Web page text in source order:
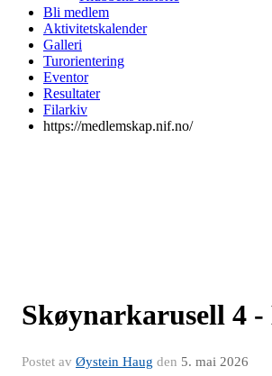
Bli medlem
Aktivitetskalender
Galleri
Turorientering
Eventor
Resultater
Filarkiv
https://medlemskap.nif.no/
Skøynarkarusell 4
Postet av Øystein Haug den 5. mai 2026